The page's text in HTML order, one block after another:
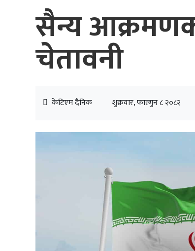
सैन्य
चेतावनी
केटिएम दैनिक शुक्रवार, फाल्गुन ८ २०८२